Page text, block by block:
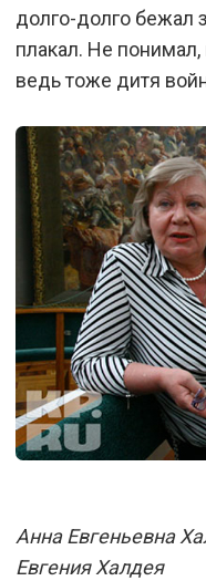
долго-долго бежал
плакал. Не
ведь тоже дитя
Анна Евгеньевна
Евгения Халдея